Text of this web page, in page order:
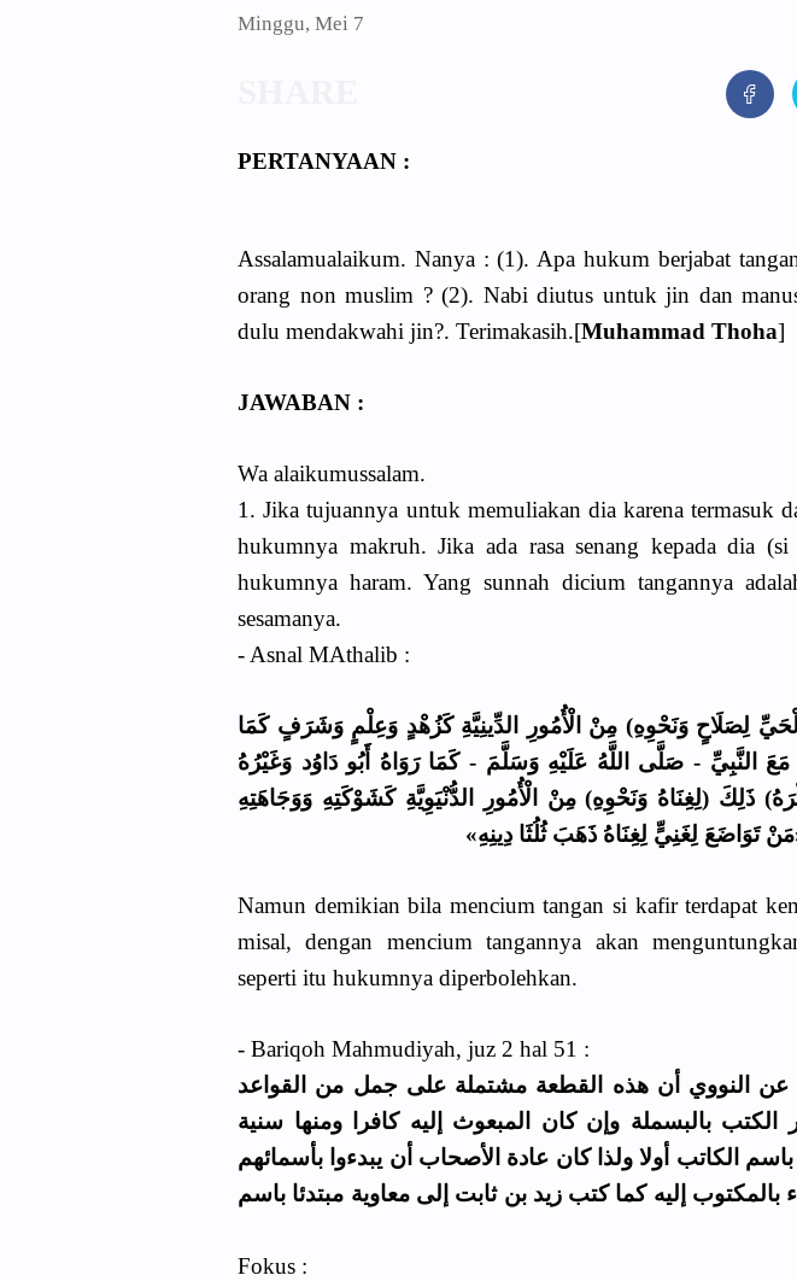
Minggu, Mei 7
PERTANYAAN :
Assalamualaikum. Nanya : (1). Apa hukum berjabat
orang non muslim ? (2). Nabi diutus untuk jin dan
dulu mendakwahi jin?. Terimakasih.[Muhammad Thoha]
JAWABAN :
Wa alaikumussalam.
1. Jika tujuannya untuk memuliakan dia karena termasuk
hukumnya makruh. Jika ada rasa senang kepada dia
hukumnya haram. Yang sunnah dicium tangannya
sesamanya.
- Asnal MAthalib :
لِصَلَاحٍ وَنَحْوِهِ) مِنْ الْأُمُورِ الدِّينِيَّةِ كَزُهْدٍ وَعِلْمٍ وَشَرَفٍ كَمَا
مَعَ النَّبِيِّ - صَلَّى اللَّهُ عَلَيْهِ وَسَلَّمَ - كَمَا رَوَاهُ أَبُو دَاوُد وَغَيْرُهُ
ذَلِكَ (لِغِنَاهُ وَنَحْوِهِ) مِنْ الْأُمُورِ الدُّنْيَوِيَّةِ كَشَوْكَتِهِ وَوَجَاهَتِهِ
تَوَاضَعَ لِغَنِيٍّ لِغِنَاهُ ذَهَبَ ثُلُثَا دِينِهِ»
Namun demikian bila mencium tangan si kafir terdapat
misal, dengan mencium tangannya akan
seperti itu hukumnya diperbolehkan.
- Bariqoh Mahmudiyah, juz 2 hal 51 :
النووي أن هذه القطعة مشتملة على جمل من القواعد
الكتب بالبسملة وإن كان المبعوث إليه كافرا ومنها سنية
باسم الكاتب أولا ولذا كان عادة الأصحاب أن يبدءوا بأسمائهم
بالمكتوب إليه كما كتب زيد بن ثابت إلى معاوية مبتدئا باسم
Fokus :